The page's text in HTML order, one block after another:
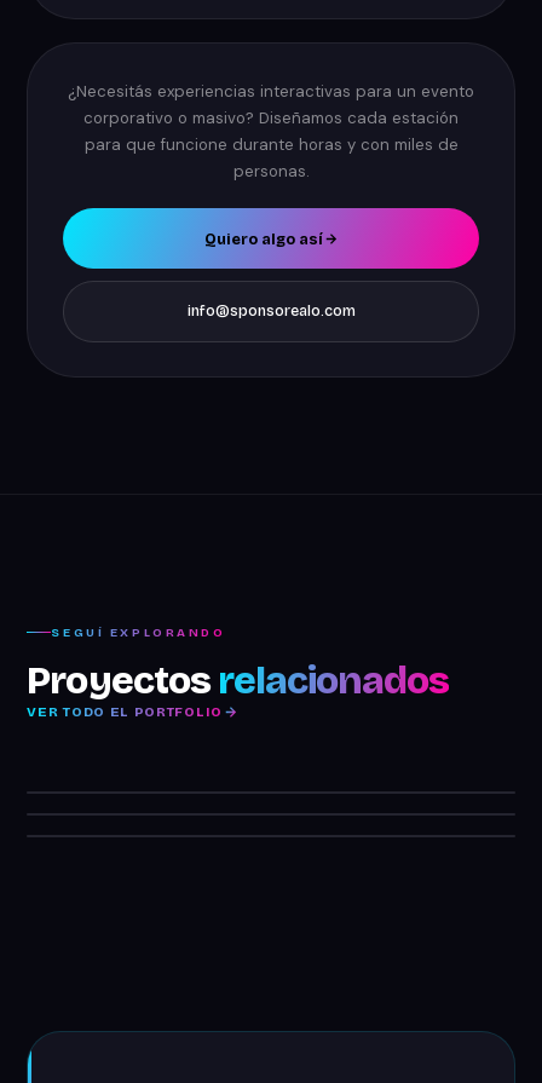
¿Necesitás experiencias interactivas para un evento
corporativo o masivo? Diseñamos cada estación
para que funcione durante horas y con miles de
personas.
Quiero algo así
info@sponsorealo.com
SEGUÍ EXPLORANDO
Proyectosrelacionados
VER TODO EL PORTFOLIO